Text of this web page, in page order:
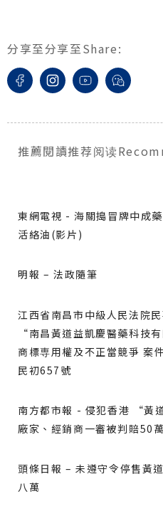
分享至分享至Share:
推薦閱讀推荐阅读
東網電視 - 海關搗冒牌中成
活絡油(影片)
明報 – 法政隨筆
江西省南昌市中級人民法院
“南昌黃道益凱慶醫藥科技
商標専用權及不正當競爭 案
民初657號
南方都市報 - 侵犯香港 “黃
廠家、經銷商一審被判賠50萬
頭條日報 – 未遵守令停售黃
八萬